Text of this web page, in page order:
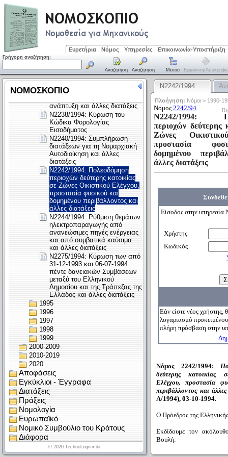
Ευρετήρια Νόμος Υπηρεσίες Επικοινωνία-Υποστήριξη
Γρήγορη αναζήτηση:
Αναζήτηση Αναζήτηση Μενού Εμφάνιση/απόκρυψη
Ν2242/1994:…